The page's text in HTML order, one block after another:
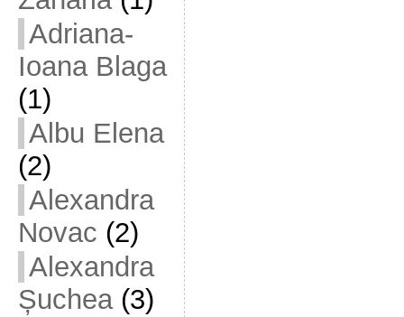
Adriana-
Ioana Blaga
(1)
Albu Elena
(2)
Alexandra
Novac (2)
Alexandra
Șuchea(3)